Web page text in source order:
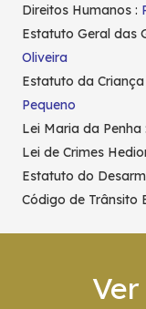
Direitos Humanos :
Estatuto Geral das
Oliveira
Estatuto da
Pequeno
Lei Maria da Penha :
Lei de Crimes
Estatuto do
Código de Trânsito